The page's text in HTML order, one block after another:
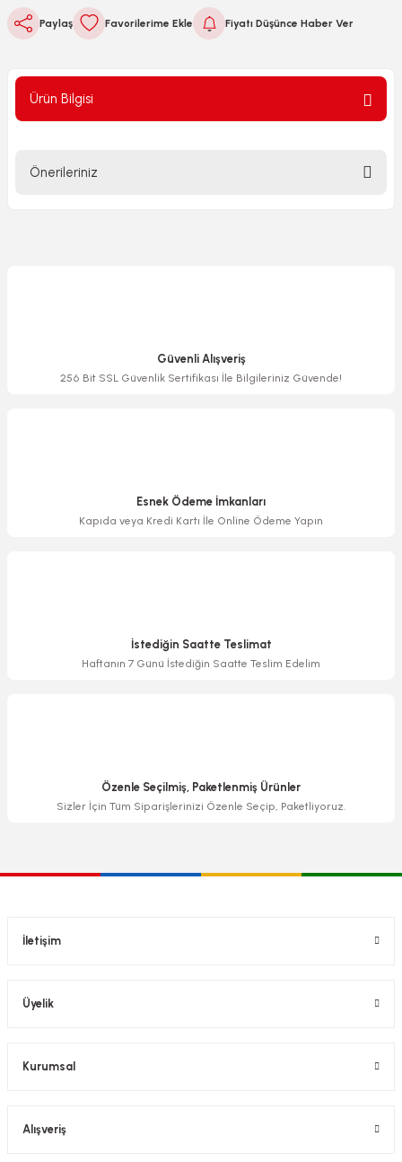
Paylaş Fiyatı Düşünce Haber Ver
Ürün Bilgisi
Önerileriniz
Ürün bilgilerinde hatalar bulunuyor.
Güvenli Alışveriş
256 Bit SSL Güvenlik Sertifikası İle Bilgileriniz Güvende!
Esnek Ödeme İmkanları
Kapıda veya Kredi Kartı İle Online Ödeme Yapın
İstediğin Saatte Teslimat
Haftanın 7 Günü İstediğin Saatte Teslim Edelim
Özenle Seçilmiş, Paketlenmiş Ürünler
Sizler İçin Tüm Siparişlerinizi Özenle Seçip, Paketliyoruz.
İletişim
Üyelik
Kurumsal
Alışveriş